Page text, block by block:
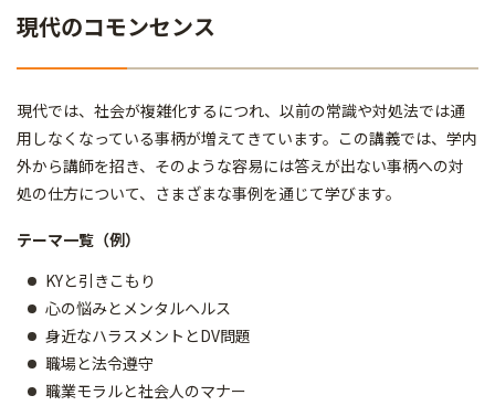
現代のコモンセンス
現代では、社会が複雑化するにつれ、以前の常識や対処法では通
用しなくなっている事柄が増えてきています。この講義では、学内
外から講師を招き、そのような容易には答えが出ない事柄への対
処の仕方について、さまざまな事例を通じて学びます。
テーマ一覧（例）
KYと引きこもり
心の悩みとメンタルヘルス
身近なハラスメントとDV問題
職場と法令遵守
職業モラルと社会人のマナー